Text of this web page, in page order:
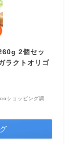
2個セッ
ラクトオリゴ
ショッピング調